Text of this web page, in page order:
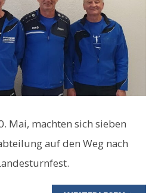
Mai, machten sich sieben
auf den Weg nach